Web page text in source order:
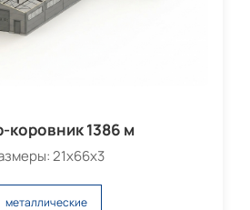
коровник 1386 м
21х66х3
металлические